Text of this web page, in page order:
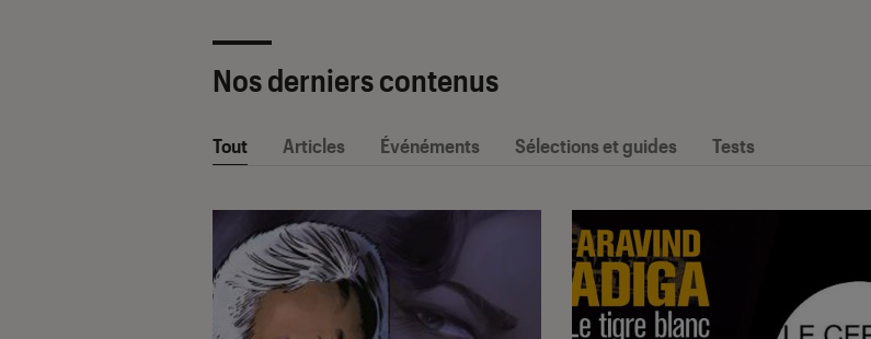
Nos derniers contenus
Tout Articles Événéments Sélections et guides Tests